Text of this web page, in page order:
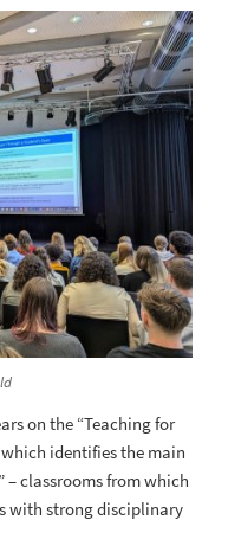
on the “Teaching for
identifies the main
– classrooms from which
with strong disciplinary